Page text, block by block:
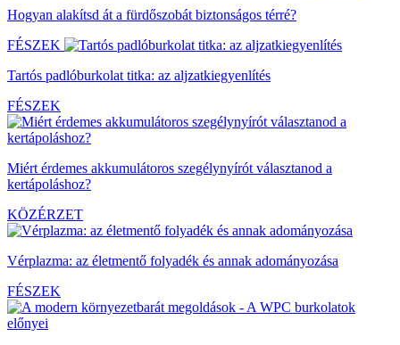
Hogyan alakítsd át a fürdőszobát biztonságos térré?
FÉSZEK
Tartós padlóburkolat titka: az aljzatkiegyenlítés
FÉSZEK
Miért érdemes akkumulátoros szegélynyírót választanod a
kertápoláshoz?
KÖZÉRZET
Vérplazma: az életmentő folyadék és annak adományozása
FÉSZEK